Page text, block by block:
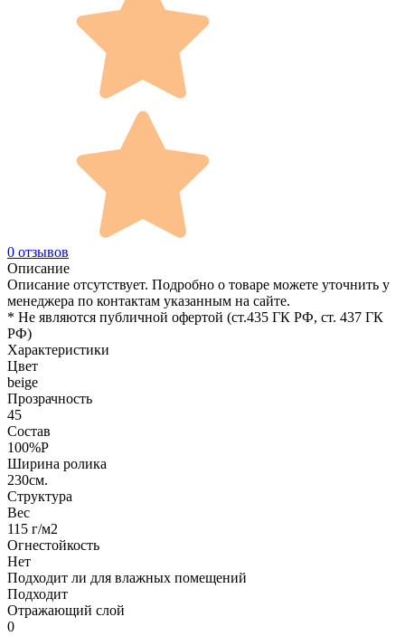
0 отзывов
Описание
Описание отсутствует. Подробно о товаре можете уточнить у
менеджера по контактам указанным на сайте.
* Не являются публичной офертой (ст.435 ГК РФ, cт. 437 ГК
РФ)
Характеристики
Цвет
beige
Прозрачность
45
Состав
100%P
Ширина ролика
230см.
Структура
Вес
115 г/м2
Огнестойкость
Нет
Подходит ли для влажных помещений
Подходит
Отражающий слой
0